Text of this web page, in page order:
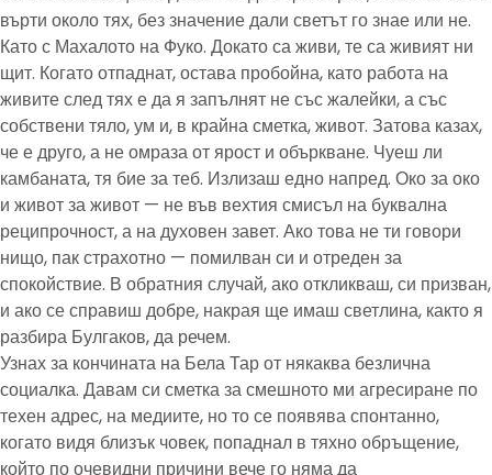
върти около тях, без значение дали светът го знае или не.
Като с Махалото на Фуко. Докато са живи, те са живият ни
щит. Когато отпаднат, остава пробойна, като работа на
живите след тях е да я запълнят не със жалейки, а със
собствени тяло, ум и, в крайна сметка, живот. Затова казах,
че е друго, а не омраза от ярост и объркване. Чуеш ли
камбаната, тя бие за теб. Излизаш едно напред. Око за око
и живот за живот — не във вехтия смисъл на буквална
реципрочност, а на духовен завет. Ако това не ти говори
нищо, пак страхотно — помилван си и отреден за
спокойствие. В обратния случай, ако откликваш, си призван,
и ако се справиш добре, накрая ще имаш светлина, както я
разбира Булгаков, да речем.
Узнах за кончината на Бела Тар от някаква безлична
социалка. Давам си сметка за смешното ми агресиране по
техен адрес, на медиите, но то се появява спонтанно,
когато видя близък човек, попаднал в тяхно обръщение,
който по очевидни причини вече го няма да